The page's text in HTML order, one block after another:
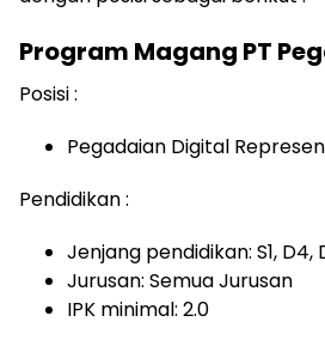
Program Magang PT
Posisi :
Pegadaian Digital
Pendidikan :
Jenjang pendidikan: S1, D4,
Jurusan: Semua Jurusan
IPK minimal: 2.0